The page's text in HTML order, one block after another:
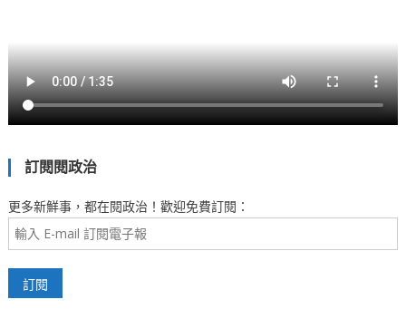
訂閱閱政治
更多新鮮事，都在閱政治！歡迎免費訂閱：